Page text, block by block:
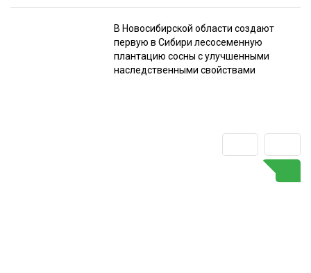
В Новосибирской области создают
первую в Сибири лесосеменную
плантацию сосны с улучшенными
наследственными свойствами